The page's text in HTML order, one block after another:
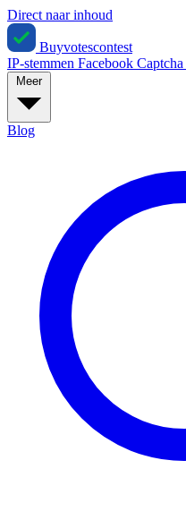
Direct naar inhoud
Buyvotescontest
IP-stemmen Facebook Captcha
Meer
Blog